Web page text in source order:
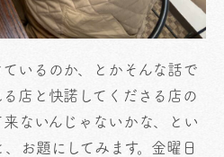
いるのか、とかそんな話で
店と快諾してくださる店の
ないんじゃないかな、とい
お題にしてみます。金曜日